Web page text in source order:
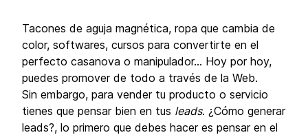
Tacones de aguja magnética, ropa que cambia de
color, softwares, cursos para convertirte en el
perfecto casanova o manipulador… Hoy por hoy,
puedes promover de todo a través de la Web.
Sin embargo, para vender tu producto o servicio
tienes que pensar bien en tus leads. ¿Cómo generar
leads?, lo primero que debes hacer es pensar en el